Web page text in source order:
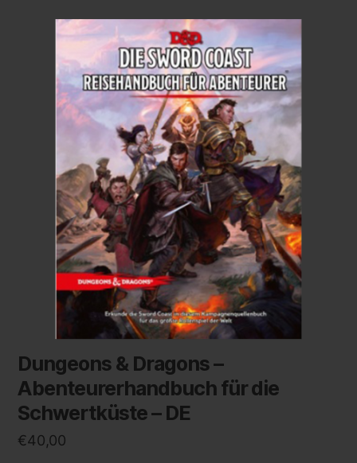
Dungeons & Dragons –
Abenteurerhandbuch für die
Schwertküste – DE
€40,00